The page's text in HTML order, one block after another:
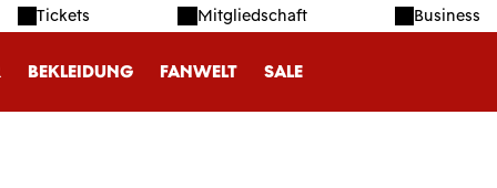
Tickets Mitgliedschaft Business
BEKLEIDUNG FANWELT SALE